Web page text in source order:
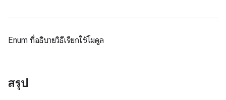
Enum ที่อธิบายวิธีเรียกใช้โมดูล
สรุป